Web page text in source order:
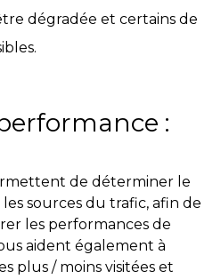
dégradée et certains de
:
de déterminer le
sources du trafic, afin de
les performances de
aident également à
plus / moins visitées et